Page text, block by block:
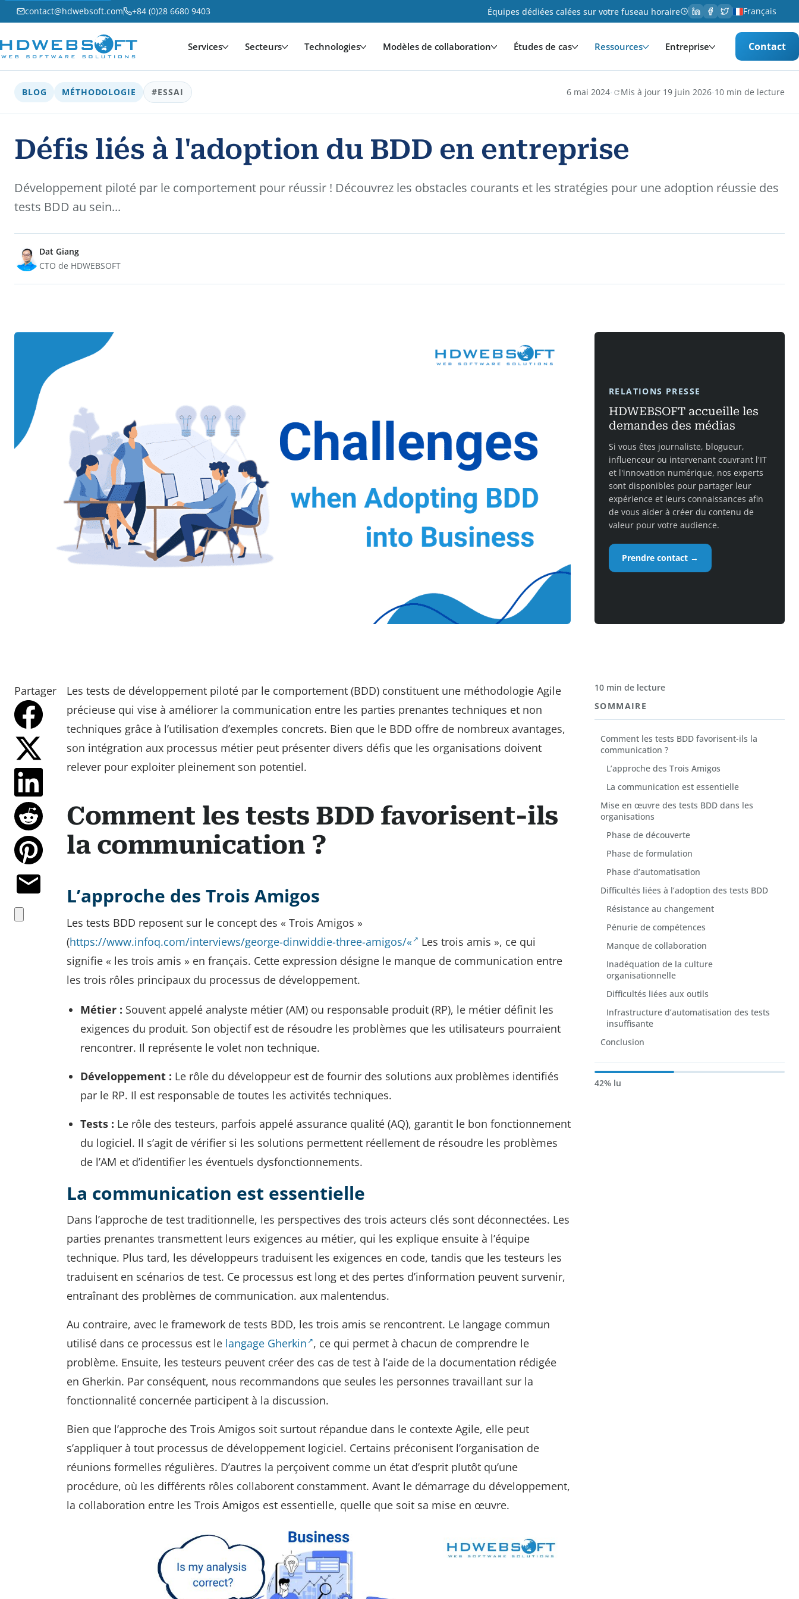
contact@hdwebsoft.com +84 (0)28 6680 9403 Équipes dédiées calées sur votre fuseau horaire Français
Services Secteurs Technologies Modèles de collaboration Études de cas Ressources Entreprise Contact
BLOG MÉTHODOLOGIE #ESSAI 6 mai 2024· Mis à jour 19 juin 2026·10 min de lecture
Défis liés à l'adoption du BDD en entreprise
Développement piloté par le comportement pour réussir ! Découvrez les obstacles courants et les stratégies pour une adoption réussie des
tests BDD au sein...
Dat Giang
CTO de HDWEBSOFT
RELATIONS PRESSE
HDWEBSOFT accueille les
demandes des médias
Si vous êtes journaliste, blogueur,
influenceur ou intervenant couvrant l'IT
et l'innovation numérique, nos experts
sont disponibles pour partager leur
expérience et leurs connaissances afin
de vous aider à créer du contenu de
valeur pour votre audience.
Prendre contact →
Partager
Les tests de développement piloté par le comportement (BDD) constituent une méthodologie Agile
précieuse qui vise à améliorer la communication entre les parties prenantes techniques et non
techniques grâce à l’utilisation d’exemples concrets. Bien que le BDD offre de nombreux avantages,
son intégration aux processus métier peut présenter divers défis que les organisations doivent
relever pour exploiter pleinement son potentiel.
Comment les tests BDD favorisent-ils
la communication ?
L’approche des Trois Amigos
Les tests BDD reposent sur le concept des « Trois Amigos »
(https://www.infoq.com/interviews/george-dinwiddie-three-amigos/«
Les trois amis », ce qui
signifie « les trois amis » en français. Cette expression désigne le manque de communication entre
les trois rôles principaux du processus de développement.
Métier : Souvent appelé analyste métier (AM) ou responsable produit (RP), le métier définit les
exigences du produit. Son objectif est de résoudre les problèmes que les utilisateurs pourraient
rencontrer. Il représente le volet non technique.
Développement : Le rôle du développeur est de fournir des solutions aux problèmes identifiés
par le RP. Il est responsable de toutes les activités techniques.
Tests : Le rôle des testeurs, parfois appelé assurance qualité (AQ), garantit le bon fonctionnement
du logiciel. Il s’agit de vérifier si les solutions permettent réellement de résoudre les problèmes
de l’AM et d’identifier les éventuels dysfonctionnements.
La communication est essentielle
Dans l’approche de test traditionnelle, les perspectives des trois acteurs clés sont déconnectées. Les
parties prenantes transmettent leurs exigences au métier, qui les explique ensuite à l’équipe
technique. Plus tard, les développeurs traduisent les exigences en code, tandis que les testeurs les
traduisent en scénarios de test. Ce processus est long et des pertes d’information peuvent survenir,
entraînant des problèmes de communication. aux malentendus.
Au contraire, avec le framework de tests BDD, les trois amis se rencontrent. Le langage commun
utilisé dans ce processus est le langage Gherkin , ce qui permet à chacun de comprendre le
problème. Ensuite, les testeurs peuvent créer des cas de test à l’aide de la documentation rédigée
en Gherkin. Par conséquent, nous recommandons que seules les personnes travaillant sur la
fonctionnalité concernée participent à la discussion.
Bien que l’approche des Trois Amigos soit surtout répandue dans le contexte Agile, elle peut
s’appliquer à tout processus de développement logiciel. Certains préconisent l’organisation de
réunions formelles régulières. D’autres la perçoivent comme un état d’esprit plutôt qu’une
procédure, où les différents rôles collaborent constamment. Avant le démarrage du développement,
la collaboration entre les Trois Amigos est essentielle, quelle que soit sa mise en œuvre.
10 min de lecture
SOMMAIRE
Comment les tests BDD favorisent-ils la
communication ?
L’approche des Trois Amigos
La communication est essentielle
Mise en œuvre des tests BDD dans les
organisations
Phase de découverte
Phase de formulation
Phase d’automatisation
Difficultés liées à l’adoption des tests BDD
Résistance au changement
Pénurie de compétences
Manque de collaboration
Inadéquation de la culture
organisationnelle
Difficultés liées aux outils
Infrastructure d’automatisation des tests
insuffisante
Conclusion
42% lu